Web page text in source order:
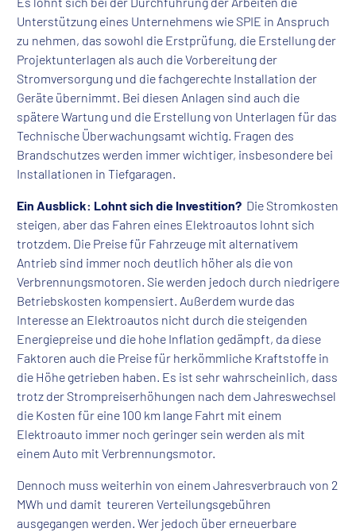
Unterstützung eines Unternehmens wie SPIE in Anspruch
zu nehmen, das sowohl die Erstprüfung, die Erstellung der
Projektunterlagen als auch die Vorbereitung der
Stromversorgung und die fachgerechte Installation der
Geräte übernimmt. Bei diesen Anlagen sind auch die
spätere Wartung und die Erstellung von Unterlagen für das
Technische Überwachungsamt wichtig. Fragen des
Brandschutzes werden immer wichtiger, insbesondere bei
Installationen in Tiefgaragen.
Ein Ausblick: Lohnt sich die Investition? Die Stromkosten
steigen, aber das Fahren eines Elektroautos lohnt sich
trotzdem. Die Preise für Fahrzeuge mit alternativem
Antrieb sind immer noch deutlich höher als die von
Verbrennungsmotoren. Sie werden jedoch durch niedrigere
Betriebskosten kompensiert. Außerdem wurde das
Interesse an Elektroautos nicht durch die steigenden
Energiepreise und die hohe Inflation gedämpft, da diese
Faktoren auch die Preise für herkömmliche Kraftstoffe in
die Höhe getrieben haben. Es ist sehr wahrscheinlich, dass
trotz der Strompreiserhöhungen nach dem Jahreswechsel
die Kosten für eine 100 km lange Fahrt mit einem
Elektroauto immer noch geringer sein werden als mit
einem Auto mit Verbrennungsmotor.
Dennoch muss weiterhin von einem Jahresverbrauch von 2
MWh und damit teureren Verteilungsgebühren
ausgegangen werden. Wer jedoch über erneuerbare